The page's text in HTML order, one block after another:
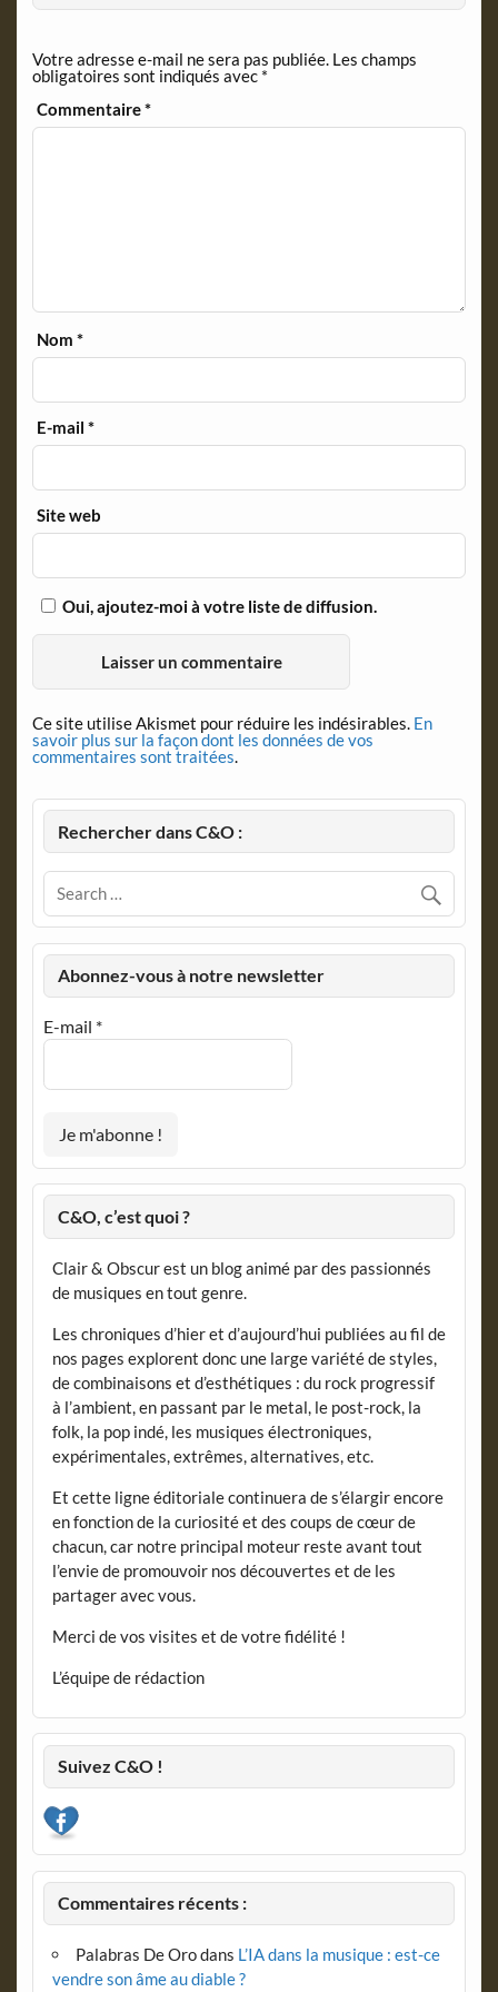
e
d
l
y
Votre adresse e-mail ne sera pas publiée. Les champs
obligatoires sont indiqués avec *
Commentaire*
Nom*
E-mail*
Site web
Oui, ajoutez-moi à votre liste de diffusion.
Ce site utilise Akismet pour réduire les indésirables. En
savoir plus sur la façon dont les données de vos
commentaires sont traitées.
Rechercher dans C&O :
Abonnez-vous à notre newsletter
E-mail *
C&O, c’est quoi ?
Clair & Obscur est un blog animé par des passionnés
de musiques en tout genre.
Les chroniques d’hier et d’aujourd’hui publiées au fil de
nos pages explorent donc une large variété de styles,
de combinaisons et d’esthétiques : du rock progressif
à l’ambient, en passant par le metal, le post-rock, la
folk, la pop indé, les musiques électroniques,
expérimentales, extrêmes, alternatives, etc.
Et cette ligne éditoriale continuera de s’élargir encore
en fonction de la curiosité et des coups de cœur de
chacun, car notre principal moteur reste avant tout
l’envie de promouvoir nos découvertes et de les
partager avec vous.
Merci de vos visites et de votre fidélité !
L’équipe de rédaction
Suivez C&O !
Commentaires récents :
Palabras De Orodans L’IA dans la musique : est-ce
vendre son âme au diable ?